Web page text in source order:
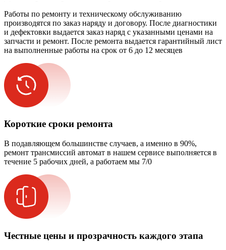
Работы по ремонту и техническому обслуживанию
производятся по заказ наряду и договору. После диагностики
и дефектовки выдается заказ наряд с указанными ценами на
запчасти и ремонт. После ремонта выдается гарантийный лист
на выполненные работы на срок от 6 до 12 месяцев
Короткие сроки ремонта
В подавляющем большинстве случаев, а именно в 90%,
ремонт трансмиссий автомат в нашем сервисе выполняется в
течение 5 рабочих дней, а работаем мы 7/0
Честные цены и прозрачность каждого этапа